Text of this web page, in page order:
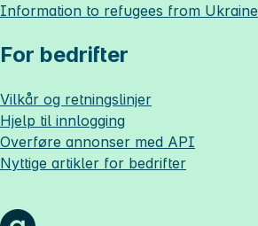
Information to refugees from Ukraine
For bedrifter
Vilkår og retningslinjer
Hjelp til innlogging
Overføre annonser med API
Nyttige artikler for bedrifter